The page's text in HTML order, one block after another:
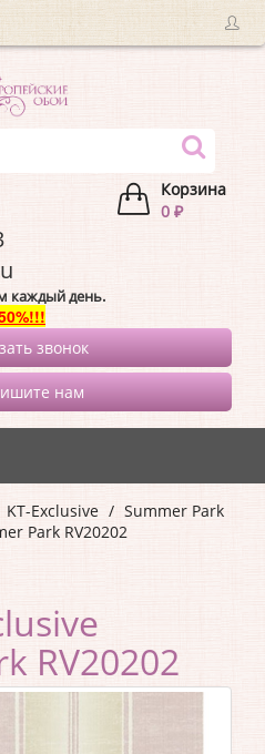
Корзина
0 ₽
каждый день.
звонок
нам
KT-Exclusive
Summer Park
Park RV20202
RV20202